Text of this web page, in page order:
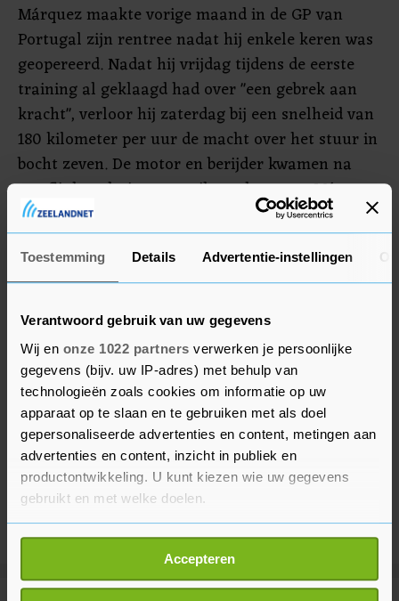
Toestemming Details Advertentie-instellingen
Verantwoord gebruik van uw gegevens
Wij en onze 1022 partners verwerken je persoonlijke
gegevens (bijv. uw IP-adres) met behulp van
technologieën zoals cookies om informatie op uw
apparaat op te slaan en te gebruiken met als doel
gepersonaliseerde advertenties en content, metingen aan
advertenties en content, inzicht in publiek en
productontwikkeling. U kunt kiezen wie uw gegevens
gebruikt en met welke doelen.
Als u het toestaat, willen we ook graag:
Informatie verzamelen over uw geografische
locatie, die tot een paar meter nauwkeurig kan zijn
Accepteren
Márquez maakte vorige maand in de GP van
Portugal zijn rentree nadat hij enkele keren was
geopereerd. Nadat hij vrijdag tijdens de eerste
training al geklaagd had over "een gebrek aan
kracht", verloor hij zaterdag bij een snelheid van
180 kilometer per uur de macht over het stuur in
bocht zeven. De motor en berijder kwamen na
een flinke schuiver tot stilstand waarna Márquez
op een scooter kon terugkeren in de pits.